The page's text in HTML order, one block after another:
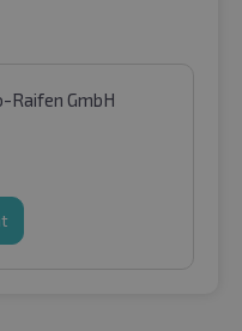
Raifen GmbH